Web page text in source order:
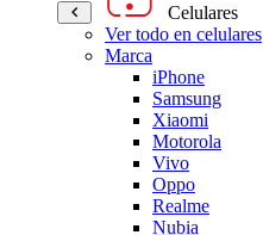
Celulares
Ver todo en celulares
Marca
iPhone
Samsung
Xiaomi
Motorola
Vivo
Oppo
Realme
Nubia